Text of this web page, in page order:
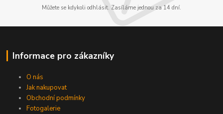
Můžete se kdykoli odhlásit. Zasíláme jednou za 14 dní.
Informace pro zákazníky
O nás
Jak nakupovat
Obchodní podmínky
Fotogalerie